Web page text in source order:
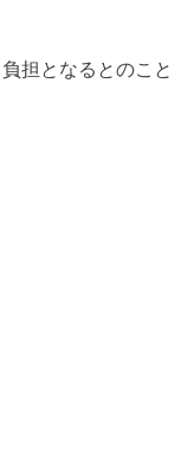
担となるとのこと